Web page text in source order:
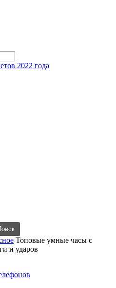
2022 года
Топовые умные часы с
и ударов